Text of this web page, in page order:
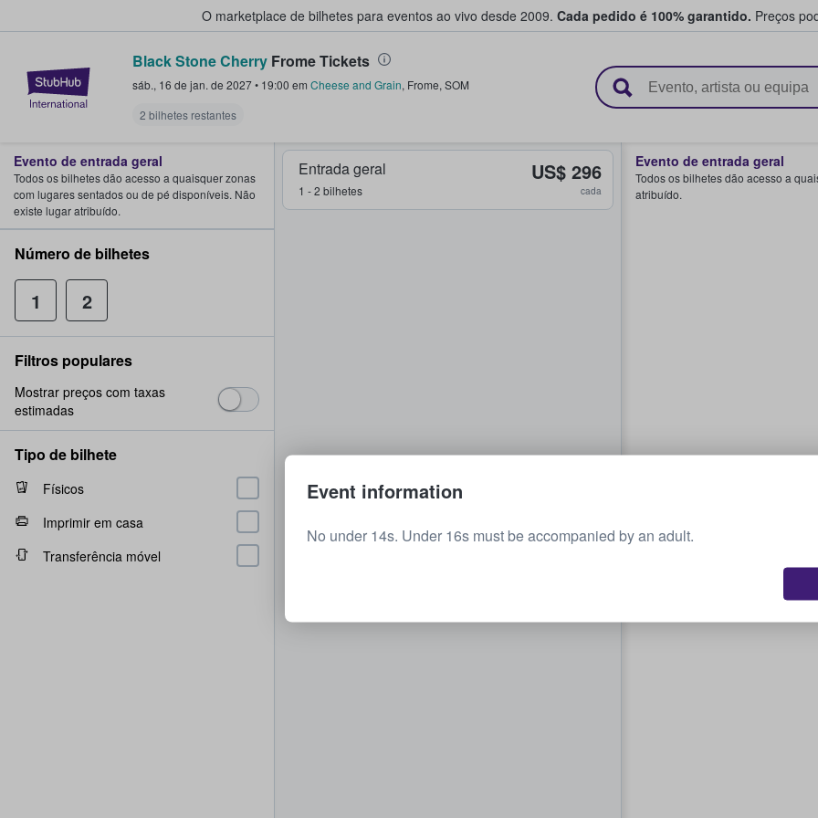
O marketplace de bilhetes para eventos ao vivo desde 2009. Cada pedido é 100% garantido. Preços
StubHub – onde os fãs compram e vendem bilhetes
Black Stone Cherry Frome Tickets
sáb., 16 de jan. de 2027• 19:00 em Cheese and Grain, Frome, SOM
2 bilhetes restantes
Entrada geral
1 - 2 bilhetes
US$ 296
cada
Evento de entrada geral
Todos os bilhetes dão acesso a
atribuído.
Evento de entrada geral
Todos os bilhetes dão acesso a quaisquer zonas
com lugares sentados ou de pé disponíveis. Não
existe lugar atribuído.
Número de bilhetes
1 2
Filtros populares
Mostrar preços com taxas
estimadas
Tipo de bilhete
Físicos
Imprimir em casa
Transferência móvel
Event information
No under 14s. Under 16s must be accompanied by an adult.